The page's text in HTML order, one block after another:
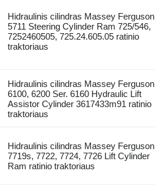
Hidraulinis cilindras Massey Ferguson
5711 Steering Cylinder Ram 725/546,
7252460505, 725.24.605.05 ratinio
traktoriaus
Hidraulinis cilindras Massey Ferguson
6100, 6200 Ser. 6160 Hydraulic Lift
Assistor Cylinder 3617433m91 ratinio
traktoriaus
Hidraulinis cilindras Massey Ferguson
7719s, 7722, 7724, 7726 Lift Cylinder
Ram ratinio traktoriaus